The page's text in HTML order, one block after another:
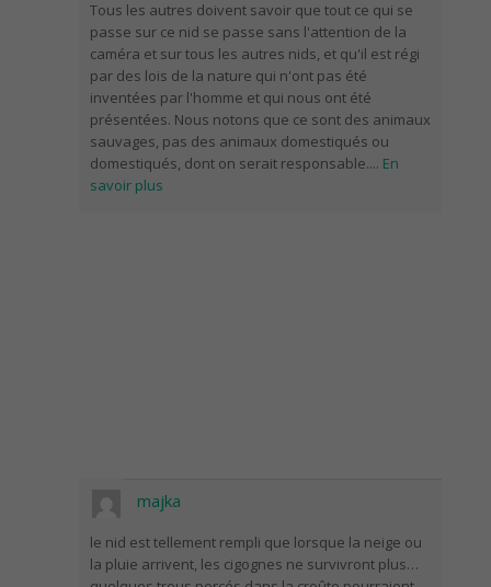
Tous les autres doivent savoir que tout ce qui se
passe sur ce nid se passe sans l'attention de la
caméra et sur tous les autres nids, et qu'il est régi
par des lois de la nature qui n'ont pas été
inventées par l'homme et qui nous ont été
présentées. Nous notons que ce sont des animaux
sauvages, pas des animaux domestiqués ou
domestiqués, dont on serait responsable.... En
savoir plus
majka
le nid est tellement rempli que lorsque la neige ou
la pluie arrivent, les cigognes ne survivront plus…